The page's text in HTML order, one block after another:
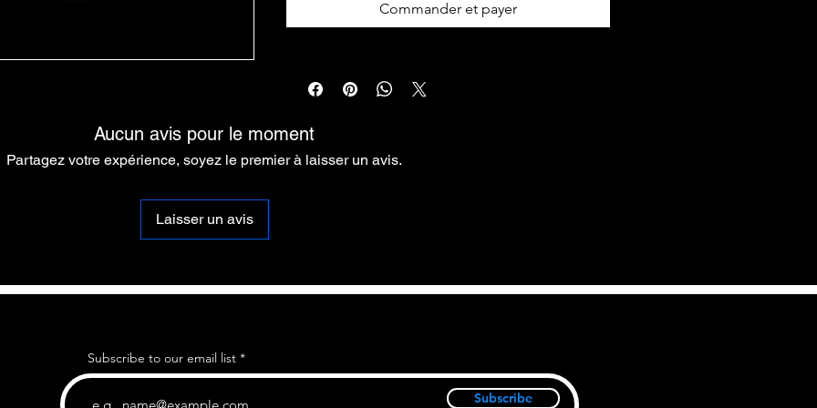
Commander et payer
Aucun avis pour le moment
Partagez votre expérience, soyez le premier à laisser un avis.
Laisser un avis
Subscribe to our email list
Subscribe